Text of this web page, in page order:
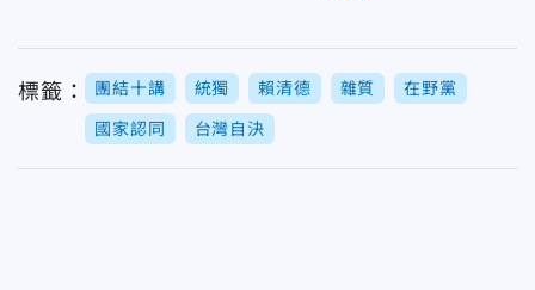
標籤： 團結十講 統獨 賴清德 雜質 在野黨
國家認同 台灣自決